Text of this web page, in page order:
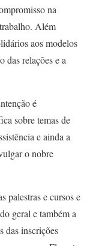
na
Além
aos modelos
das relações e a
é
sobre temas de
e ainda a
o nobre
palestras e cursos e
geral e também a
das inscrições